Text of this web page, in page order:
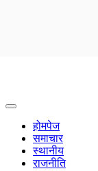
होमपेज
समाचार
स्थानीय
राजनीति